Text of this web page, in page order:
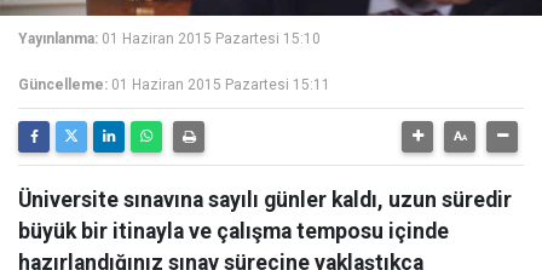
Yayınlanma: 01 Haziran 2015 Pazartesi 15:10
Güncelleme: 01 Haziran 2015 Pazartesi 15:11
Üniversite sınavına sayılı günler kaldı, uzun süredir
büyük bir itinayla ve çalışma temposu içinde
hazırlandığınız sınav sürecine yaklaştıkça